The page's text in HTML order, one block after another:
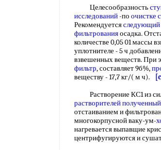
Целесообразность
исследований-по очистке
Рекомендуетсяследующий
фильтрованияосадка.
количестве 0,05 01 массы
уплотнителе - 5 ч
взвешенных веществ. При
фильтр, составляет 9б%,
веществу - 17,7 кг/( м ч).
Растворение КС1 из
растворителей
отстаиванием и
многокорпусной ваку-ум-
нагревается выпавщие
центрифугируются и